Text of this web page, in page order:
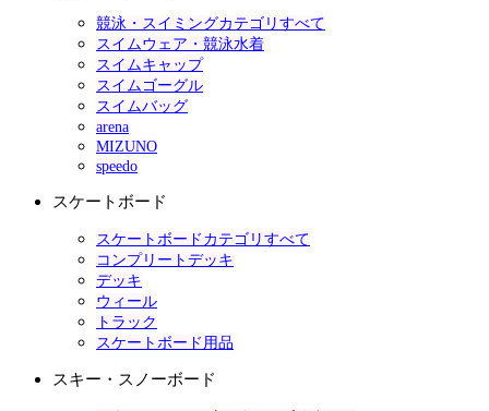
競泳・スイミングカテゴリすべて
スイムウェア・競泳水着
スイムキャップ
スイムゴーグル
スイムバッグ
arena
MIZUNO
speedo
スケートボード
スケートボードカテゴリすべて
コンプリートデッキ
デッキ
ウィール
トラック
スケートボード用品
スキー・スノーボード